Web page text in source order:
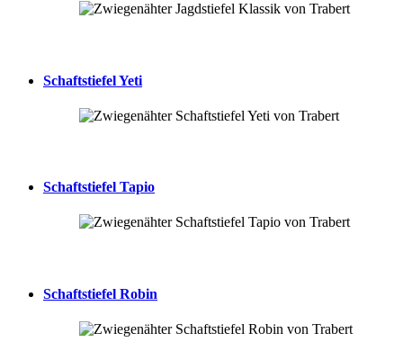
Schaftstiefel Yeti
Schaftstiefel Tapio
Schaftstiefel Robin